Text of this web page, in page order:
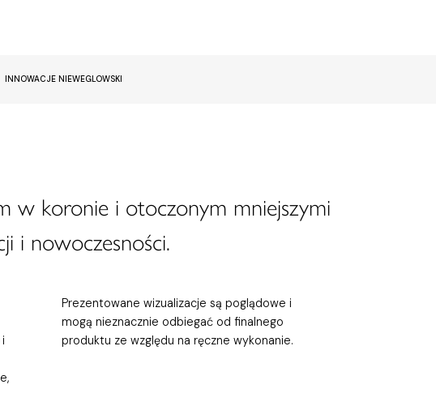
INNOWACJE NIEWEGLOWSKI
w koronie i otoczonym mniejszymi
i nowoczesności.
Prezentowane wizualizacje są poglądowe i
mogą nieznacznie odbiegać od finalnego
produktu ze względu na ręczne wykonanie.